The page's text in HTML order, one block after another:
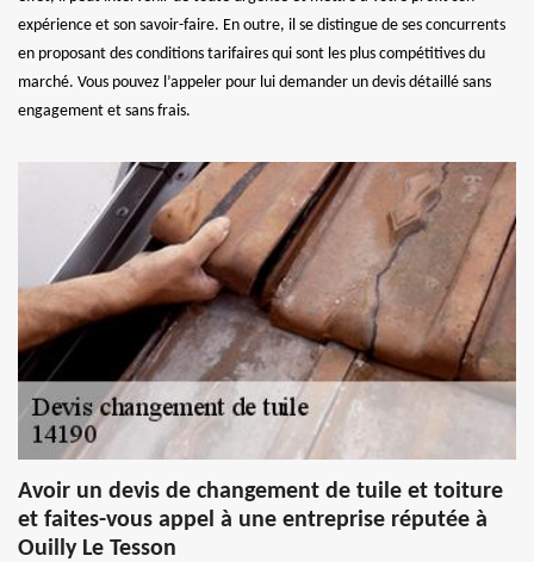
expérience et son savoir-faire. En outre, il se distingue de ses concurrents
en proposant des conditions tarifaires qui sont les plus compétitives du
marché. Vous pouvez l’appeler pour lui demander un devis détaillé sans
engagement et sans frais.
Avoir un devis de changement de tuile et toiture
et faites-vous appel à une entreprise réputée à
Ouilly Le Tesson